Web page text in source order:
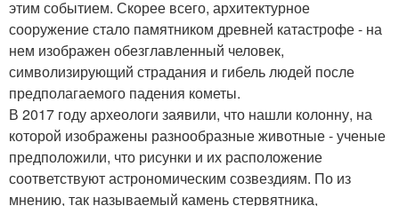
этим событием. Скорее всего, архитектурное
сооружение стало памятником древней катастрофе - на
нем изображен обезглавленный человек,
символизирующий страдания и гибель людей после
предполагаемого падения кометы.
В 2017 году археологи заявили, что нашли колонну, на
которой изображены разнообразные животные - ученые
предположили, что рисунки и их расположение
соответствуют астрономическим созвездиям. По из
мнению, так называемый камень стервятника,